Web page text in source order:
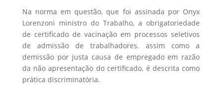
Na norma em questão, que foi assinada por Onyx
Lorenzoni ministro do Trabalho, a obrigatoriedade
de certificado de vacinação em processos seletivos
de admissão de trabalhadores, assim como a
demissão por justa causa de empregado em razão
da não apresentação do certificado, é descrita como
prática discriminatória.